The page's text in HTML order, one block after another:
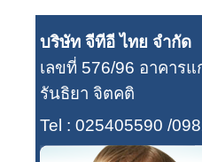
บริษัท จีทีอี ไทย จำกัด
เลขที่ 576/96 อาคาร
รันธิยา จิตคติ
Tel : 025405590 /